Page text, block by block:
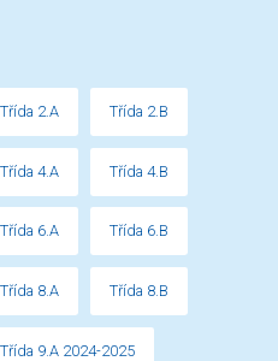
Třída 2.A Třída 2.B
Třída 4.A Třída 4.B
Třída 6.A Třída 6.B
Třída 8.A Třída 8.B
Třída 9.A 2024-2025